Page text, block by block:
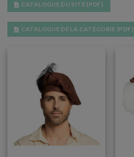
CATALOGUE DU SITE (PDF)
CATALOGUE DE LA CATÉGORIE (PDF)